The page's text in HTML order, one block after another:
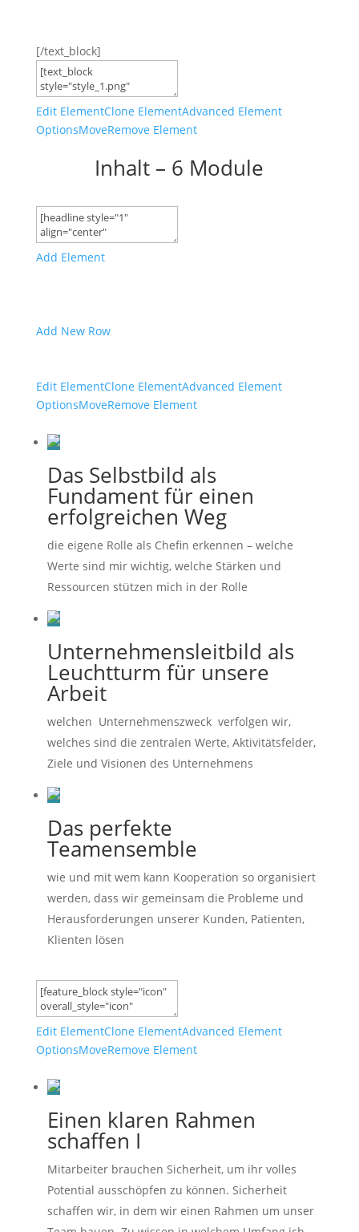
[/text_block]
Edit ElementClone ElementAdvanced Element
OptionsMoveRemove Element
Inhalt – 6 Module
Add Element
Add New Row
Edit ElementClone ElementAdvanced Element
OptionsMoveRemove Element
Das Selbstbild als
Fundament für einen
erfolgreichen Weg
die eigene Rolle als Chefin erkennen – welche
Werte sind mir wichtig, welche Stärken und
Ressourcen stützen mich in der Rolle
Unternehmensleitbild als
Leuchtturm für unsere
Arbeit
welchen Unternehmenszweck verfolgen wir,
welches sind die zentralen Werte, Aktivitätsfelder,
Ziele und Visionen des Unternehmens
Das perfekte
Teamensemble
wie und mit wem kann Kooperation so organisiert
werden, dass wir gemeinsam die Probleme und
Herausforderungen unserer Kunden, Patienten,
Klienten lösen
Edit ElementClone ElementAdvanced Element
OptionsMoveRemove Element
Einen klaren Rahmen
schaffen I
Mitarbeiter brauchen Sicherheit, um ihr volles
Potential ausschöpfen zu können. Sicherheit
schaffen wir, in dem wir einen Rahmen um unser